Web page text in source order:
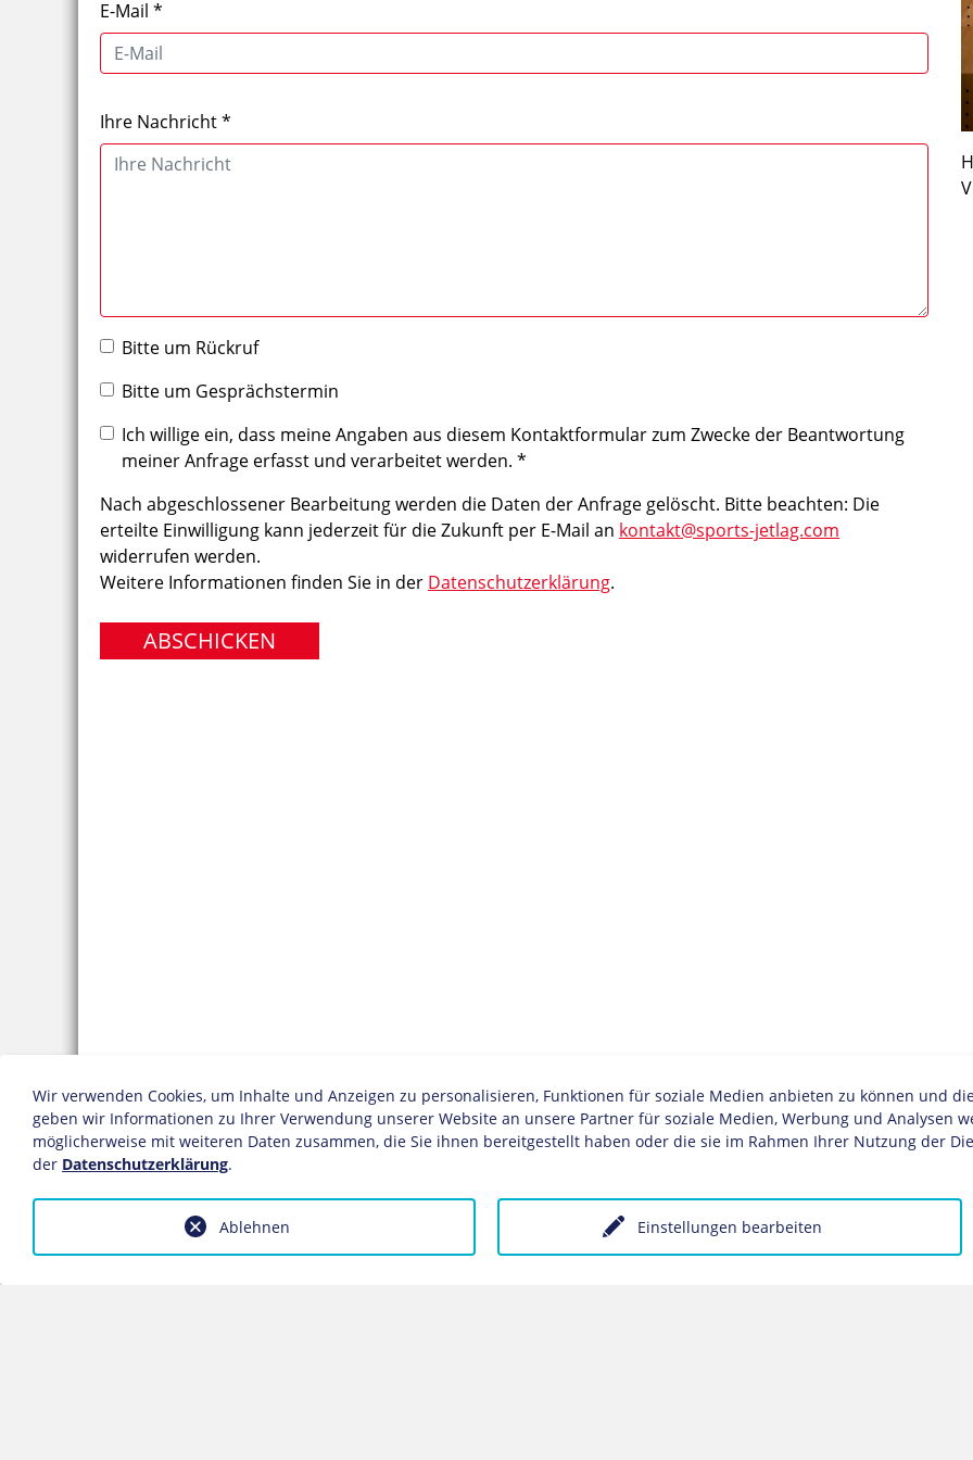
E-Mail *
Ihre Nachricht*
Bitte um Rückruf
Bitte um Gesprächstermin
Ich willige ein, dass meine Angaben aus diesem Kontaktformular zum Zwecke der Beantwortung
meiner Anfrage erfasst und verarbeitet werden. *
Nach abgeschlossener Bearbeitung werden die Daten der Anfrage gelöscht. Bitte beachten: Die
erteilte Einwilligung kann jederzeit für die Zukunft per E-Mail an kontakt@sports-jetlag.com
widerrufen werden.
Weitere Informationen finden Sie in der Datenschutzerklärung.
ABSCHICKEN
Wir verwenden Cookies, um Inhalte und Anzeigen zu personalisieren, Funktionen für soziale Medien anbieten zu können und
geben wir Informationen zu Ihrer Verwendung unserer Website an unsere Partner für soziale Medien, Werbung und Analysen
möglicherweise mit weiteren Daten zusammen, die Sie ihnen bereitgestellt haben oder die sie im Rahmen Ihrer Nutzung der
der Datenschutzerklärung.
Einstellungen bearbeiten
Ablehnen